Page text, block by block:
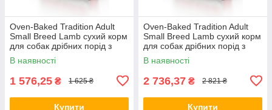
Oven-Baked Tradition Adult
Small Breed Lamb сухий корм
для собак дрібних порід з
ягням
В наявності
1 576,25 ₴ 1 625 ₴
Купити
Oven-Baked Tradition Adult
Small Breed Lamb сухий корм
для собак дрібних порід з
ягням
В наявності
2 736,37 ₴ 2 821 ₴
Купити